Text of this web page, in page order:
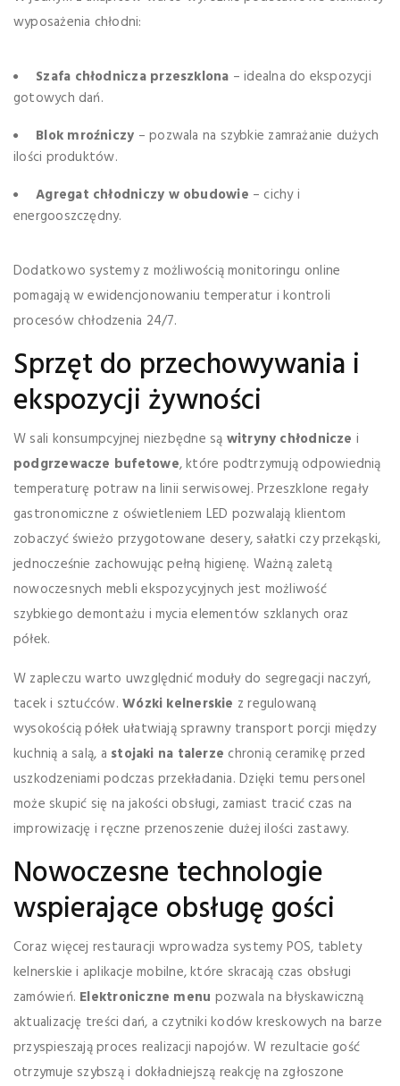
wyposażenia chłodni:
Szafa chłodnicza przeszklona – idealna do ekspozycji
gotowych dań.
Blok mroźniczy – pozwala na szybkie zamrażanie dużych
ilości produktów.
Agregat chłodniczy w obudowie – cichy i
energooszczędny.
Dodatkowo systemy z możliwością monitoringu online
pomagają w ewidencjonowaniu temperatur i kontroli
procesów chłodzenia 24/7.
Sprzęt do przechowywania i
ekspozycji żywności
W sali konsumpcyjnej niezbędne są witryny chłodnicze i
podgrzewacze bufetowe, które podtrzymują odpowiednią
temperaturę potraw na linii serwisowej. Przeszklone regały
gastronomiczne z oświetleniem LED pozwalają klientom
zobaczyć świeżo przygotowane desery, sałatki czy przekąski,
jednocześnie zachowując pełną higienę. Ważną zaletą
nowoczesnych mebli ekspozycyjnych jest możliwość
szybkiego demontażu i mycia elementów szklanych oraz
półek.
W zapleczu warto uwzględnić moduły do segregacji naczyń,
tacek i sztućców.Wózki kelnerskie z regulowaną
wysokością półek ułatwiają sprawny transport porcji między
kuchnią a salą, a stojaki na talerze chronią ceramikę przed
uszkodzeniami podczas przekładania. Dzięki temu personel
może skupić się na jakości obsługi, zamiast tracić czas na
improwizację i ręczne przenoszenie dużej ilości zastawy.
Nowoczesne technologie
wspierające obsługę gości
Coraz więcej restauracji wprowadza systemy POS, tablety
kelnerskie i aplikacje mobilne, które skracają czas obsługi
zamówień. Elektroniczne menu pozwala na błyskawiczną
aktualizację treści dań, a czytniki kodów kreskowych na barze
przyspieszają proces realizacji napojów. W rezultacie gość
otrzymuje szybszą i dokładniejszą reakcję na zgłoszone